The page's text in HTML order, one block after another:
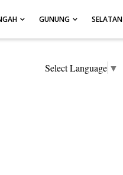
GUNUNG SELATAN
Select Language ▼